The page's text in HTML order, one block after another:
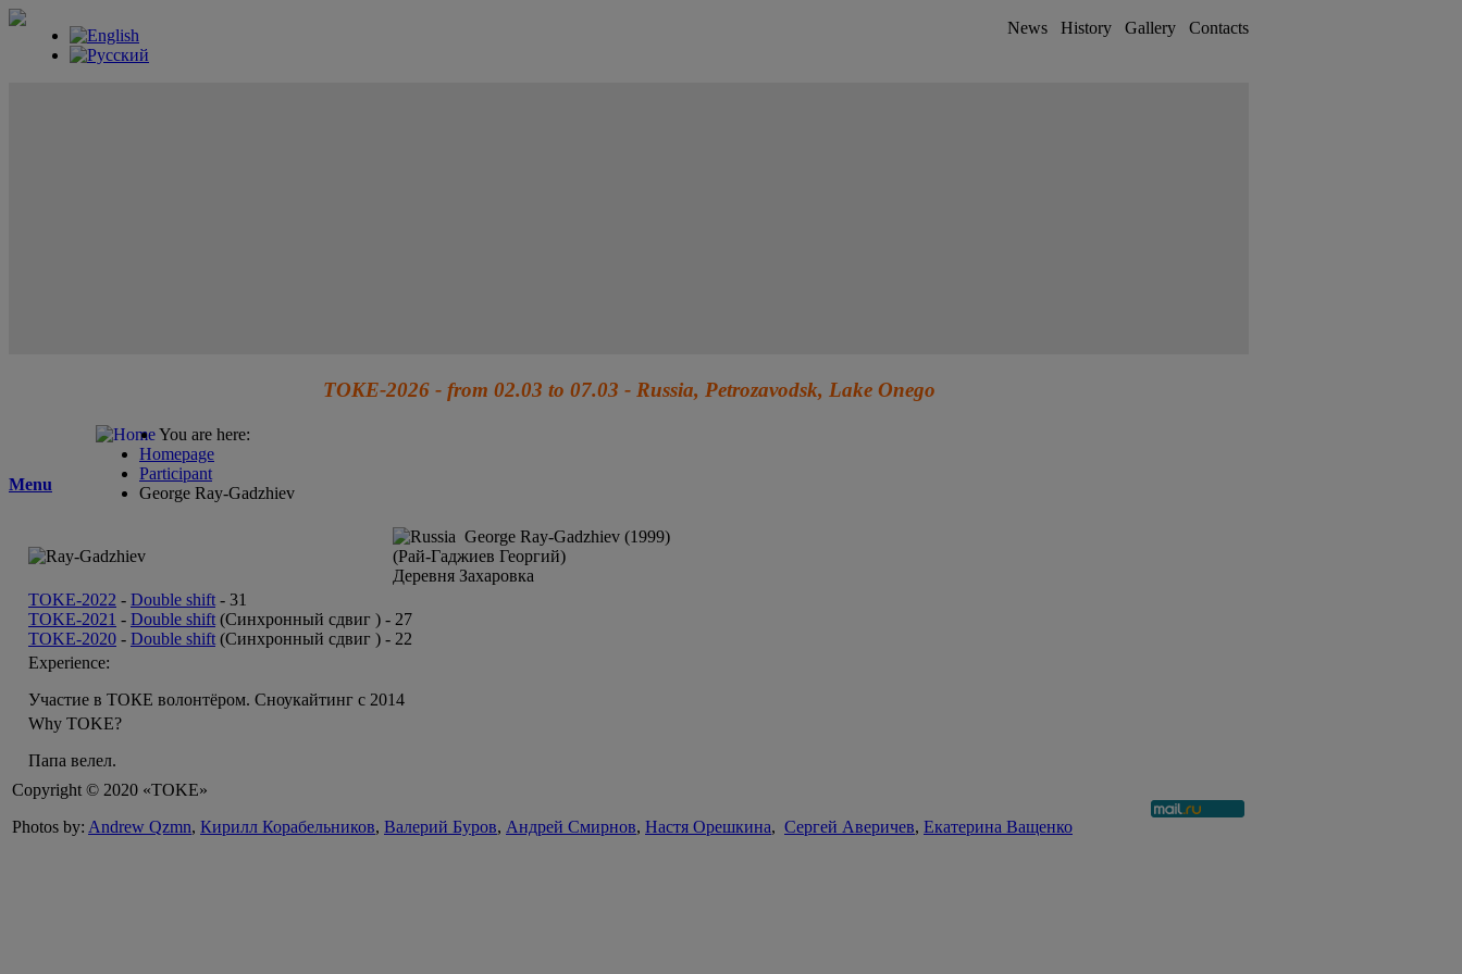
News History Gallery Contacts
TOKE-2026 - from 02.03 to 07.03 - Russia, Petrozavodsk, Lake Onego
Menu
You are here:
Homepage
Participant
George Ray-Gadzhiev
George Ray-Gadzhiev (1999)
(Рай-Гаджиев Георгий)
Деревня Захаровка
TOKE-2022 - Double shift - 31
TOKE-2021 - Double shift (Синхронный сдвиг ) - 27
TOKE-2020 - Double shift (Синхронный сдвиг ) - 22
Experience:
Участие в ТОКЕ волонтёром. Сноукайтинг с 2014
Why TOKE?
Папа велел.
Copyright © 2020 «TOKE»
Photos by: Andrew Qzmn, Кирилл Корабельников, Валерий Буров, Андрей Смирнов, Настя Орешкина, Сергей Аверичев, Екатерина Ващенко